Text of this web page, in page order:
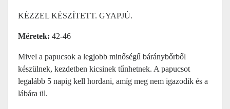
KÉZZEL KÉSZÍTETT. GYAPJÚ.
Méretek: 42-46
Mivel a papucsok a legjobb minőségű báránybőrből
készülnek, kezdetben kicsinek tűnhetnek. A papucsot
legalább 5 napig kell hordani, amíg meg nem igazodik és a
lábára ül.